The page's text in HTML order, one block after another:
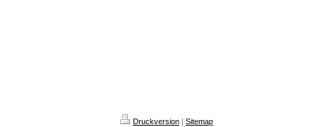
Druckversion | Sitemap